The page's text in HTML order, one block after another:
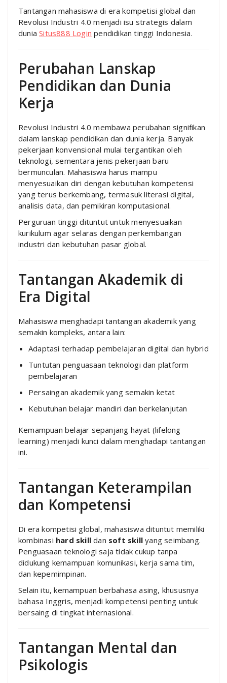
Tantangan mahasiswa di era kompetisi global dan
Revolusi Industri 4.0 menjadi isu strategis dalam
duniaSitus888 Login pendidikan tinggi Indonesia.
Perubahan Lanskap
Pendidikan dan Dunia
Kerja
Revolusi Industri 4.0 membawa perubahan signifikan
dalam lanskap pendidikan dan dunia kerja. Banyak
pekerjaan konvensional mulai tergantikan oleh
teknologi, sementara jenis pekerjaan baru
bermunculan. Mahasiswa harus mampu
menyesuaikan diri dengan kebutuhan kompetensi
yang terus berkembang, termasuk literasi digital,
analisis data, dan pemikiran komputasional.
Perguruan tinggi dituntut untuk menyesuaikan
kurikulum agar selaras dengan perkembangan
industri dan kebutuhan pasar global.
Tantangan Akademik di
Era Digital
Mahasiswa menghadapi tantangan akademik yang
semakin kompleks, antara lain:
Adaptasi terhadap pembelajaran digital dan hybrid
Tuntutan penguasaan teknologi dan platform
pembelajaran
Persaingan akademik yang semakin ketat
Kebutuhan belajar mandiri dan berkelanjutan
Kemampuan belajar sepanjang hayat (lifelong
learning) menjadi kunci dalam menghadapi tantangan
ini.
Tantangan Keterampilan
dan Kompetensi
Di era kompetisi global, mahasiswa dituntut memiliki
kombinasi hard skill dan soft skill yang seimbang.
Penguasaan teknologi saja tidak cukup tanpa
didukung kemampuan komunikasi, kerja sama tim,
dan kepemimpinan.
Selain itu, kemampuan berbahasa asing, khususnya
bahasa Inggris, menjadi kompetensi penting untuk
bersaing di tingkat internasional.
Tantangan Mental dan
Psikologis